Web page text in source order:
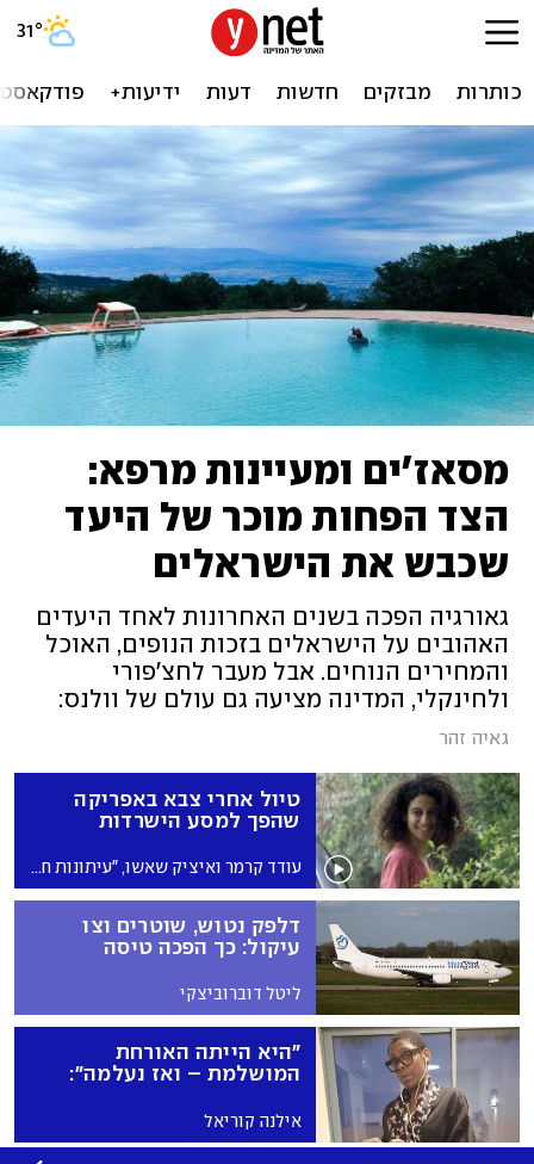
31°
כותרות מבזקים חדשות דעות ידיעות+
מסאז'ים ומעיינות מרפא:
הצד הפחות מוכר של היעד
שכבש את הישראלים
גאורגיה הפכה בשנים האחרונות לאחד היעדים
האהובים על הישראלים בזכות הנופים, האוכל
והמחירים הנוחים. אבל מעבר לחצ'פורי
ולחינקלי, המדינה מציעה גם עולם של וולנס:
מעיינות מינרליים, ריטריטים, מלונות ספא
יצאנו לבדוק
גאיה זהר
טיול אחרי צבא באפריקה
שהפך למסע הישרדות
עודד קרמר ואיציק שאשו, "עיתונות חופרת"
דלפק נטוש, שוטרים וצו
עיקול: כך הפכה טיסה
ליטל דוברוביצקי
"היא הייתה האורחת
המושלמת – ואז נעלמה":
האישה שבתמונה
אילנה קוריאל